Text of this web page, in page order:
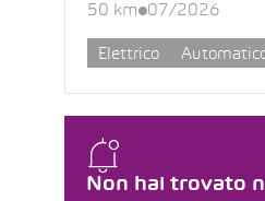
Non hai trovato
50 km 07/2026
Elettrico